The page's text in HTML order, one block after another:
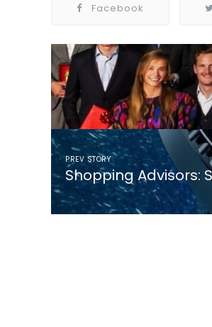
Facebook
PREV STORY
Shopping Advisors: